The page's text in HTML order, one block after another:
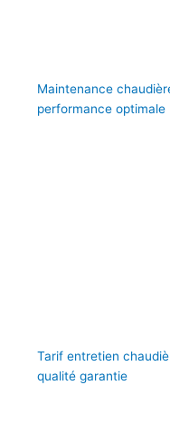
Maintenance
performance optimale
Tarif entretien
qualité garantie